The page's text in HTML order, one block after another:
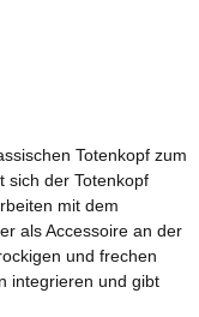
Totenkopf zum
sich der Totenkopf
mit dem
als Accessoire an der
und frechen
integrieren und gibt